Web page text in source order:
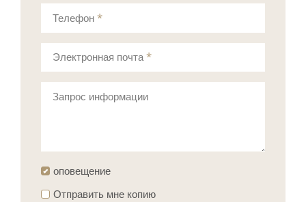
Телефон *
Запрос информации
Электронная почта*
оповещение
Отправить мне копию